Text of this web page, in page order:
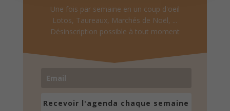
Une fois par semaine en un coup d'oeil
Lotos, Taureaux, Marchés de Noël, ...
Désinscription possible à tout moment
Recevoir l'agenda chaque semaine